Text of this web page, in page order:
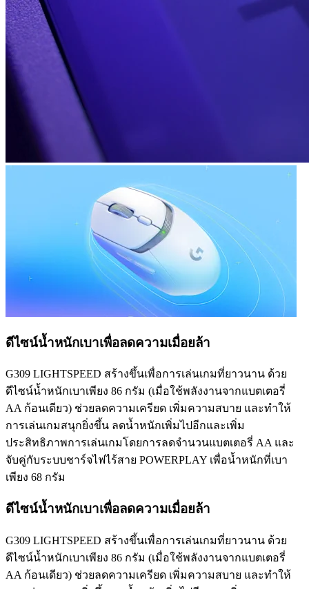
ดีไซน์น้ำหนักเบาเพื่อลดความเมื่อยล้า
G309 LIGHTSPEED สร้างขึ้นเพื่อการเล่นเกมที่ยาวนาน ด้วย
ดีไซน์น้ำหนักเบาเพียง 86 กรัม (เมื่อใช้พลังงานจากแบตเตอรี่
AA ก้อนเดียว) ช่วยลดความเครียด เพิ่มความสบาย และทำให้
การเล่นเกมสนุกยิ่งขึ้น ลดน้ำหนักเพิ่มไปอีกและเพิ่ม
ประสิทธิภาพการเล่นเกมโดยการลดจำนวนแบตเตอรี่ AA และ
จับคู่กับระบบชาร์จไฟไร้สาย POWERPLAY เพื่อน้ำหนักที่เบา
เพียง 68 กรัม
ดีไซน์น้ำหนักเบาเพื่อลดความเมื่อยล้า
G309 LIGHTSPEED สร้างขึ้นเพื่อการเล่นเกมที่ยาวนาน ด้วย
ดีไซน์น้ำหนักเบาเพียง 86 กรัม (เมื่อใช้พลังงานจากแบตเตอรี่
AA ก้อนเดียว) ช่วยลดความเครียด เพิ่มความสบาย และทำให้